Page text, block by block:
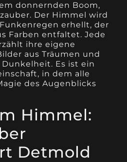
donnernden Boom,
Der Himmel wird
erhellt, der
Farben entfaltet. Jede
ihre eigene
aus Träumen und
Es ist ein
in dem alle
des Augenblicks
Himmel:
Detmold